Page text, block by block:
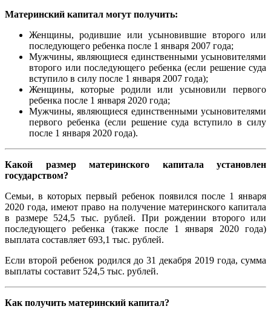
Материнский капитал могут получить:
Женщины, родившие или усыновившие второго или
последующего ребенка после 1 января 2007 года;
Мужчины, являющиеся единственными усыновителями
второго или последующего ребенка (если решение суда
вступило в силу после 1 января 2007 года);
Женщины, которые родили или усыновили первого
ребенка после 1 января 2020 года;
Мужчины, являющиеся единственными усыновителями
первого ребенка (если решение суда вступило в силу
после 1 января 2020 года).
Какой размер материнского капитала установлен
государством?
Семьи, в которых первый ребенок появился после 1 января
2020 года, имеют право на получение материнского капитала
в размере 524,5 тыс. рублей. При рождении второго или
последующего ребенка (также после 1 января 2020 года)
выплата составляет 693,1 тыс. рублей.
Если второй ребенок родился до 31 декабря 2019 года, сумма
выплаты составит 524,5 тыс. рублей.
Как получить материнский капитал?